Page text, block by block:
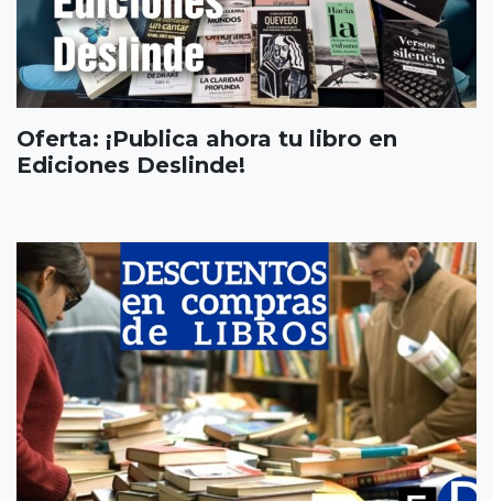
Oferta: ¡Publica ahora tu libro en
Ediciones Deslinde!